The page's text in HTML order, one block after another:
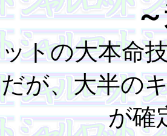
トの大本命
が、大半の
が確